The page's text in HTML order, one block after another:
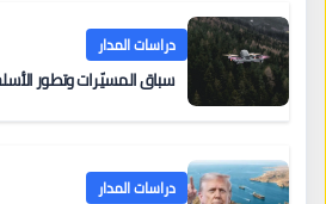
دراسات المدار
سباق المسيّرات وتطور
دراسات المدار